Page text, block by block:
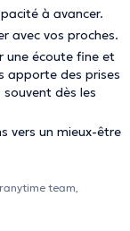
à avancer.
avec vos proches.
une écoute fine et
apporte des prises
dès les
vers un mieux-être
team,